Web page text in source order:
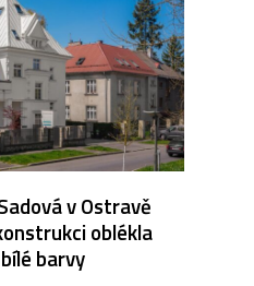
v Ostravě
oblékla
barvy